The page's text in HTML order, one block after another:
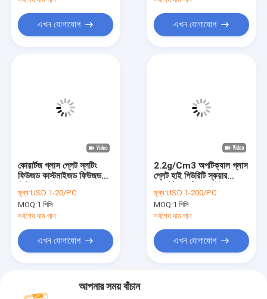
এখন যোগাযোগ এখন যোগাযোগ
কোয়ার্টজ গ্লাস প্লেট স্লটিং
ফিউজড কাস্টমাইজড ফিউজড
মূল্য:USD 1-20/PC
MOQ:1 পিসি
সর্বশেষ দাম পান
এখন যোগাযোগ
2.2g/Cm3 অপটিক্যাল গ্লাস
প্লেট হাই পিউরিটি স্কয়ার
মূল্য:USD 1-200/PC
MOQ:1 পিসি
সর্বশেষ দাম পান
এখন যোগাযোগ
আপনার সময় বাঁচান